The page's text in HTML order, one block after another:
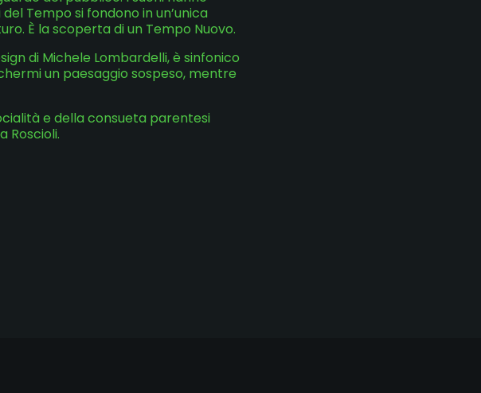
Tempo si fondono in un’unica
È la scoperta di un Tempo Nuovo.
di Michele Lombardelli, è sinfonico
un paesaggio sospeso, mentre
e della consueta parentesi
Roscioli.